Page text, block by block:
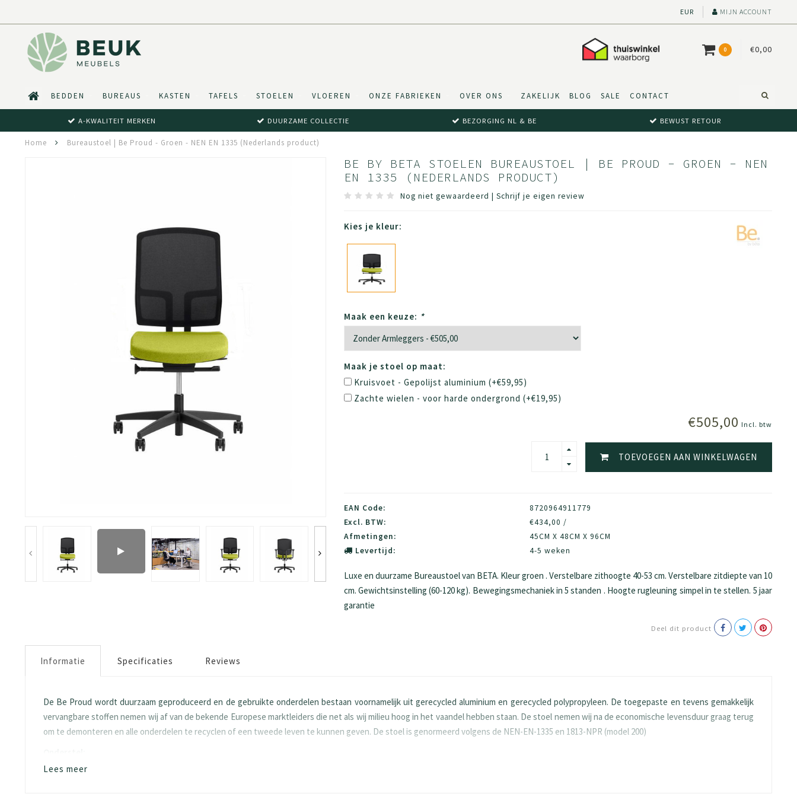
EUR MIJN ACCOUNT
0 €0,00
BEDDEN BUREAUS KASTEN TAFELS STOELEN VLOEREN ONZE FABRIEKEN OVER ONS ZAKELIJK BLOG SALE CONTACT
A-KWALITEIT MERKEN DUURZAME COLLECTIE BEZORGING NL & BE BEWUST RETOUR
Home Bureaustoel | Be Proud - Groen - NEN EN 1335 (Nederlands product)
BE BY BETA STOELEN BUREAUSTOEL | BE PROUD - GROEN - NEN
EN 1335 (NEDERLANDS PRODUCT)
Nog niet gewaardeerd | Schrijf je eigen review
Kies je kleur:
Maak een keuze: *
Maak je stoel op maat:
Kruisvoet - Gepolijst aluminium (+€59,95)
Zachte wielen - voor harde ondergrond (+€19,95)
€505,00 Incl. btw
TOEVOEGEN AAN WINKELWAGEN
EAN Code:
8720964911779
Excl. BTW:
€434,00 /
Afmetingen:
45CM X 48CM X 96CM
Levertijd:
4-5 weken
Luxe en duurzame Bureaustoel van BETA. Kleur groen . Verstelbare zithoogte 40-53 cm. Verstelbare zitdiepte van 10
cm. Gewichtsinstelling (60-120 kg). Bewegingsmechaniek in 5 standen . Hoogte rugleuning simpel in te stellen. 5 jaar
garantie
Deel dit product
Informatie Specificaties Reviews
De Be Proud wordt duurzaam geproduceerd en de gebruikte onderdelen bestaan voornamelijk uit gerecycled aluminium en gerecycled polypropyleen. De toegepaste en tevens gemakkelijk
vervangbare stoffen nemen wij af van de bekende Europese marktleiders die net als wij milieu hoog in het vaandel hebben staan. De stoel nemen wij na de economische levensduur graag terug
om te demonteren en alle onderdelen te recyclen of een tweede leven te kunnen geven. De stoel is genormeerd volgens de NEN-EN-1335 en 1813-NPR (model 200)
Wielen volgens de EN-DIN-12529 norm.
Lees meer